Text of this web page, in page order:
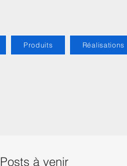
Produits Réalisations
Posts à venir